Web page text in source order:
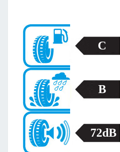
C
B
72dB